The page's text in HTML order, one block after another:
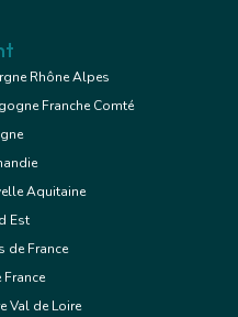
Rhône Alpes
Franche Comté
Aquitaine
Est
de France
Val de Loire